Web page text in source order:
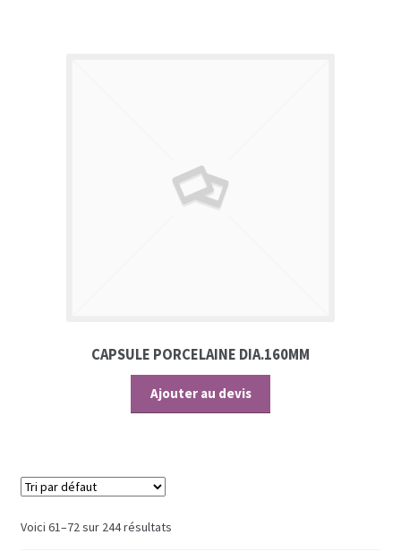
CAPSULE PORCELAINE DIA.160MM
Ajouter au devis
Voici 61–72 sur 244 résultats